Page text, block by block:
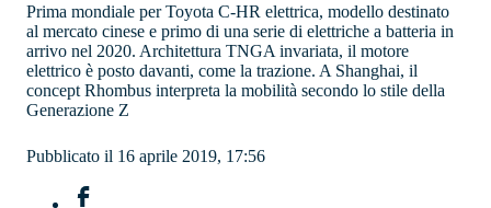
Prima mondiale per Toyota C-HR elettrica, modello destinato
al mercato cinese e primo di una serie di elettriche a batteria in
arrivo nel 2020. Architettura TNGA invariata, il motore
elettrico è posto davanti, come la trazione. A Shanghai, il
concept Rhombus interpreta la mobilità secondo lo stile della
Generazione Z
Pubblicato il 16 aprile 2019, 17:56